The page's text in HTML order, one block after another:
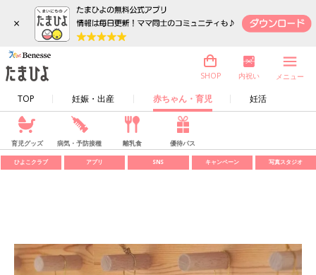
×
TOP 妊娠・出産 赤ちゃん・育児 妊活
SHOP 内祝い メニュー
育児グッズ 病気・予防接種 離乳食 優待パス
ひよこクラブ アプリ SNS キャンペーン 写真スタジオ